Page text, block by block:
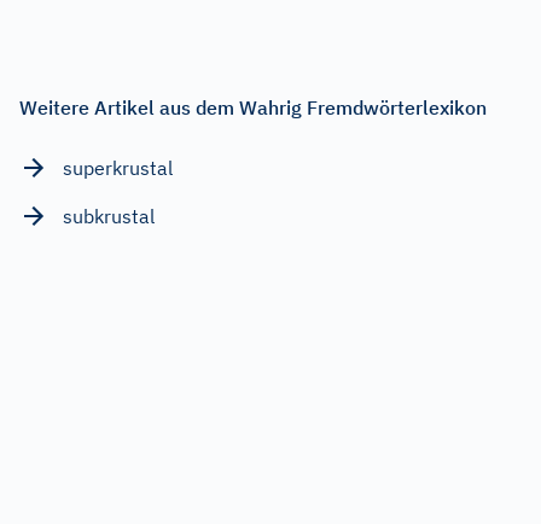
Weitere Artikel aus dem Wahrig Fremdwörterlexikon
superkrustal
subkrustal